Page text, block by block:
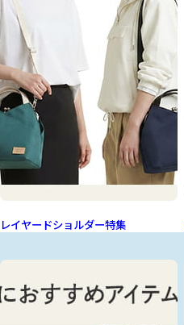
レイヤードショルダー特集